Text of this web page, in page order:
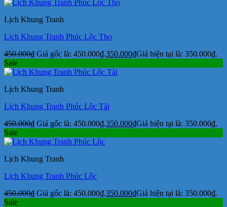
Lịch Khung Tranh
Lịch Khung Tranh Phúc Lộc Thọ
450.000₫ Giá gốc là: 450.000₫.350.000₫Giá hiện tại là: 350.000₫.
Sale
Lịch Khung Tranh
Lịch Khung Tranh Phúc Lộc Tài
450.000₫ Giá gốc là: 450.000₫.350.000₫Giá hiện tại là: 350.000₫.
Sale
Lịch Khung Tranh
Lịch Khung Tranh Phúc Lộc
450.000₫ Giá gốc là: 450.000₫.350.000₫Giá hiện tại là: 350.000₫.
Sale